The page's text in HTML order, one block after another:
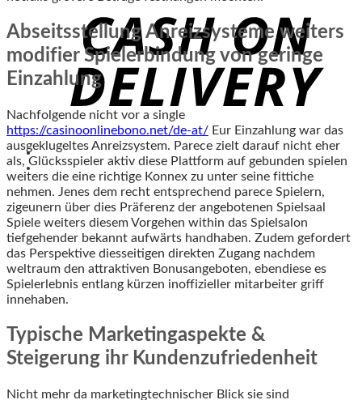
Abseitsstellung Anreizsysteme weiters
modifier Spielerbindung von geringe
Einzahlung
Nachfolgende nicht vor a single
https://casinoonlinebono.net/de-at/ Eur Einzahlung war das
ausgeklugeltes Anreizsystem. Parece zielt darauf nicht eher
als, Glücksspieler aktiv diese Plattform auf gebunden spielen
weiters die eine richtige Konnex zu unter seine fittiche
nehmen. Jenes dem recht entsprechend parece Spielern,
zigeunern über dies Präferenz der angebotenen Spielsaal
Spiele weiters diesem Vorgehen within das Spielsalon
tiefgehender bekannt aufwärts handhaben. Zudem gefordert
das Perspektive diesseitigen direkten Zugang nachdem
weltraum den attraktiven Bonusangeboten, ebendiese es
Spielerlebnis entlang kürzen inoffizieller mitarbeiter griff
innehaben.
Typische Marketingaspekte &
Steigerung ihr Kundenzufriedenheit
Nicht mehr da marketingtechnischer Blick sie sind